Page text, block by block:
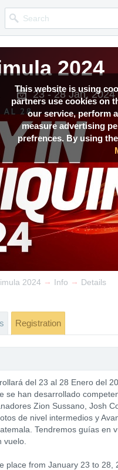
This website is using
partners use cookies on
our service, perform
measure advertising
prefrences. By using
2024
23 - 28 Jan, 2024
2024 → Info → Details
Registration
del 23 al 28 Enero del
se han desarrollado
Zion Sussano, Josh
de nivel intermedios y
Tendremos guías en
vuelo.
place from January 23 to 28,